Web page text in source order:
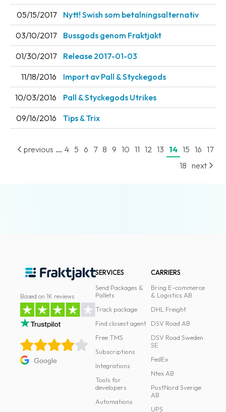
05/15/2017 Nytt! Swish som betalningsalternativ
03/10/2017 Bussgods genom Fraktjakt
01/30/2017 Release 2017-01-03
11/18/2016 Import av Pall & Styckegods
10/03/2016 Pall & Styckegods Utrikes
09/16/2016 Tips & Trix
previous ... 4 5 6 7 8 9 10 11 12 13 14 15 16 17
18 next
Based on 1K reviews
Google
SERVICES
Send Packages &
Pallets
Track package
Find closest agent
Free TMS
Subscriptions
Integrations
Tools for
developers
Automations
CARRIERS
Bring E-commerce
& Logistics AB
DHL Freight
DSV Road AB
DSV Road Sweden
SE
FedEx
Ntex AB
PostNord Sverige
AB
UPS